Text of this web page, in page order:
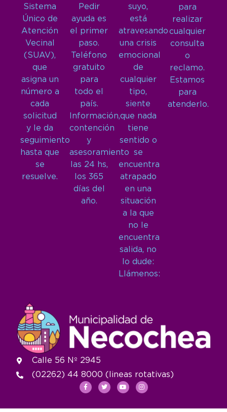
Sistema
Único de
Atención
Vecinal
(SUAV),
que
asigna un
número a
cada
solicitud
y le da
seguimiento
hasta que
se
resuelve.
Pedir
ayuda es
el primer
paso.
Teléfono
gratuito
para
todo el
país.
Información,
contención
y
asesoramiento
las 24 hs,
los 365
días del
año.
suyo,
está
atravesando
una crisis
emocional
de
cualquier
tipo,
siente
que nada
tiene
sentido o
se
encuentra
atrapado
en una
situación
a la que
no le
encuentra
salida, no
lo dude:
Llámenos:
para
realizar
cualquier
consulta
o
reclamo.
Estamos
para
atenderlo.
Calle 56 Nº 2945
(02262) 44 8000 (lineas rotativas)